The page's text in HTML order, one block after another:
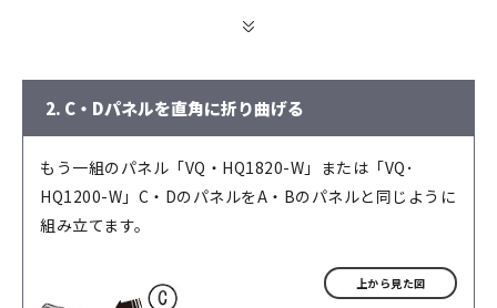
2. C・Dパネルを直角に折り曲げる
もう一組のパネル「VQ・HQ1820-W」または「VQ･
HQ1200-W」C・DのパネルをA・Bのパネルと同じように
組み立てます。
上から見た図